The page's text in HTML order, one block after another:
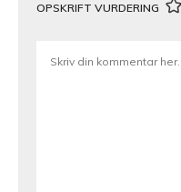
OPSKRIFT VURDERING